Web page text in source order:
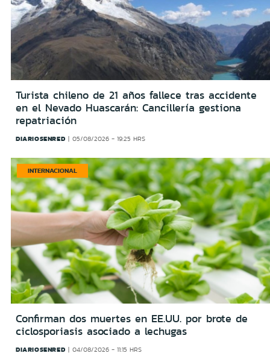
Turista chileno de 21 años fallece tras accidente
en el Nevado Huascarán: Cancillería gestiona
repatriación
DIARIOSENRED 05/08/2026 - 19:25 HRS
INTERNACIONAL
Confirman dos muertes en EE.UU. por brote de
ciclosporiasis asociado a lechugas
DIARIOSENRED 04/08/2026 - 11:15 HRS